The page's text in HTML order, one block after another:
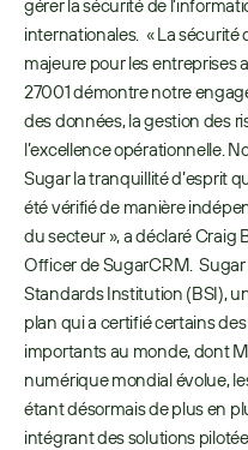
gérer la sécurité de
internationales.  « La
majeure pour les entreprises
27001 démontre notre
des données, la gestion des
l’excellence opérationnelle.
Sugar la tranquillité d’esprit
été vérifié de manière
du secteur », a déclaré Craig
Officer de SugarCRM.
Standards Institution (BSI),
plan qui a certifié certains
importants au monde, dont
numérique mondial évolue,
étant désormais de plus en
intégrant des solutions